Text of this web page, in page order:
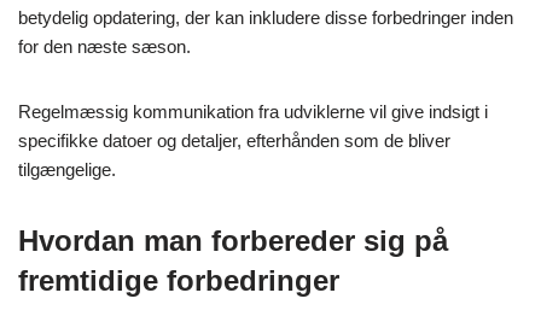
betydelig opdatering, der kan inkludere disse forbedringer inden
for den næste sæson.
Regelmæssig kommunikation fra udviklerne vil give indsigt i
specifikke datoer og detaljer, efterhånden som de bliver
tilgængelige.
Hvordan man forbereder sig på
fremtidige forbedringer